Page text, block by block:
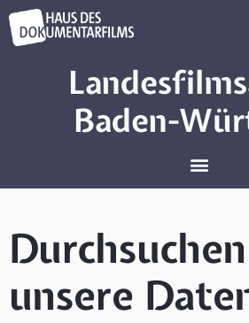
Baden-
unsere